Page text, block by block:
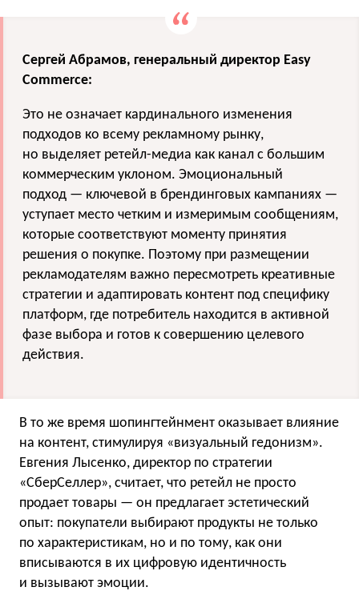
Сергей Абрамов, генеральный директор Easy
Commerce:
Это не означает кардинального изменения
подходов ко всему рекламному рынку,
но выделяет ретейл-медиа как канал с большим
коммерческим уклоном. Эмоциональный
подход — ключевой в брендинговых кампаниях —
уступает место четким и измеримым сообщениям,
которые соответствуют моменту принятия
решения о покупке. Поэтому при размещении
рекламодателям важно пересмотреть креативные
стратегии и адаптировать контент под специфику
платформ, где потребитель находится в активной
фазе выбора и готов к совершению целевого
действия.
В то же время шопингтейнмент оказывает влияние
на контент, стимулируя «визуальный гедонизм».
Евгения Лысенко, директор по стратегии
«СберСеллер», считает, что ретейл не просто
продает товары — он предлагает эстетический
опыт: покупатели выбирают продукты не только
по характеристикам, но и по тому, как они
вписываются в их цифровую идентичность
и вызывают эмоции.